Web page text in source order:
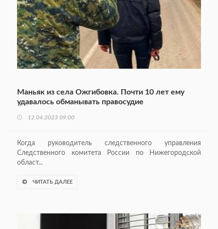
Маньяк из села Ожгибовка. Почти 10 лет ему
удавалось обманывать правосудие
12.04.2023 09:00
Когда руководитель следственного управления
Следственного комитета России по Нижегородской
област...
ЧИТАТЬ ДАЛЕЕ